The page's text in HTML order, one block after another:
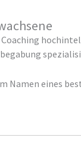
Coaching
Namen eines